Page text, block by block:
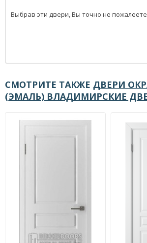
Выбрав эти двери, Вы точно не
СМОТРИТЕ ТАКЖЕ ДВЕРИ
(ЭМАЛЬ) ВЛАДИМИРСКИЕ